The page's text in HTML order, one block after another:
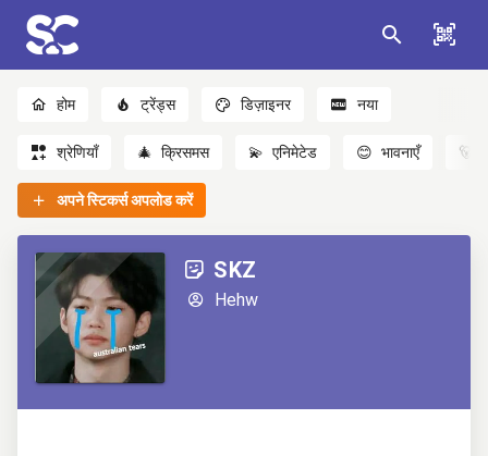
होम ट्रेंड्स डिज़ाइनर नया
श्रेणियाँ 🎄 क्रिसमस 💫 एनिमेटेड 😊 भावनाएँ 🐻
अपने स्टिकर्स अपलोड करें
SKZ
Hehw